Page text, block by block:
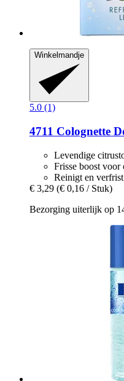
Winkelmandje
5.0 (1)
4711 Colognette
Levendige
Frisse boost voor
Reinigt en verfrist
€ 3,29 (€ 0,16 / Stuk)
Bezorging uiterlijk op